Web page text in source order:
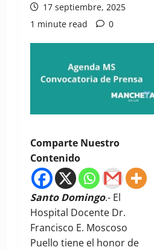
17 septiembre, 2025
1 minute read
0
Comparte Nuestro
Contenido
Santo Domingo.- El
Hospital Docente Dr.
Francisco E. Moscoso
Puello tiene el honor de